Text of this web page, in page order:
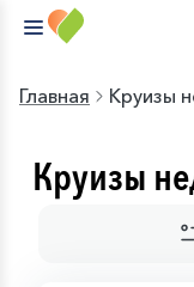
Главная Круизы
Круизы